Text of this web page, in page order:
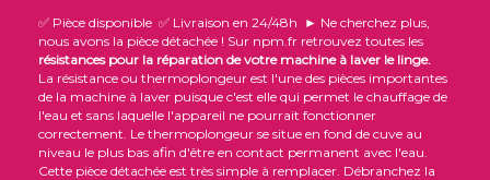
✅ Pièce disponible ✅ Livraison en 24/48h ► Ne cherchez plus,
nous avons la pièce détachée ! Sur npm.fr retrouvez toutes les
résistances pour la réparation de votre machine à laver le linge.
La résistance ou thermoplongeur est l'une des pièces importantes
de la machine à laver puisque c'est elle qui permet le chauffage de
l'eau et sans laquelle l'appareil ne pourrait fonctionner
correctement. Le thermoplongeur se situe en fond de cuve au
niveau le plus bas afin d'être en contact permanent avec l'eau.
Cette pièce détachée est très simple à remplacer. Débranchez la